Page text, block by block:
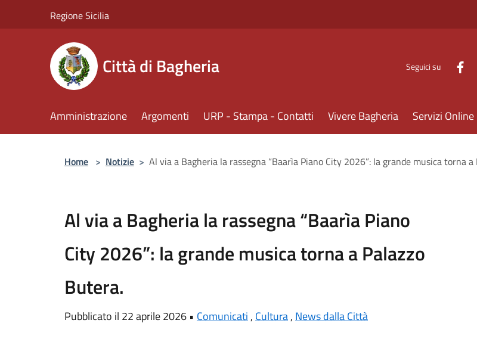
Regione Sicilia
Città di Bagheria Seguici su
Amministrazione Argomenti URP - Stampa - Contatti Vivere Bagheria Servizi Online
Home > Notizie > Al via a Bagheria la rassegna “Baarìa Piano City 2026”: la grande musica torna a
Al via a Bagheria la rassegna “Baarìa Piano
City 2026”: la grande musica torna a Palazzo
Butera.
Pubblicato il 22 aprile 2026 • Comunicati , Cultura, News dalla Città